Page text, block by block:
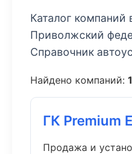
Каталог компаний
Приволжский
Справочник
Найдено компаний:
ГК Premium
Продажа и